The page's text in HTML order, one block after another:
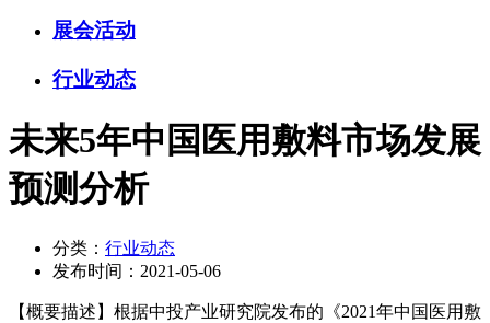
展会活动
行业动态
未来5年中国医用敷料市场发展
预测分析
分类： 行业动态
发布时间： 2021-05-06
【概要描述】 根据中投产业研究院发布的《2021年中国医用敷